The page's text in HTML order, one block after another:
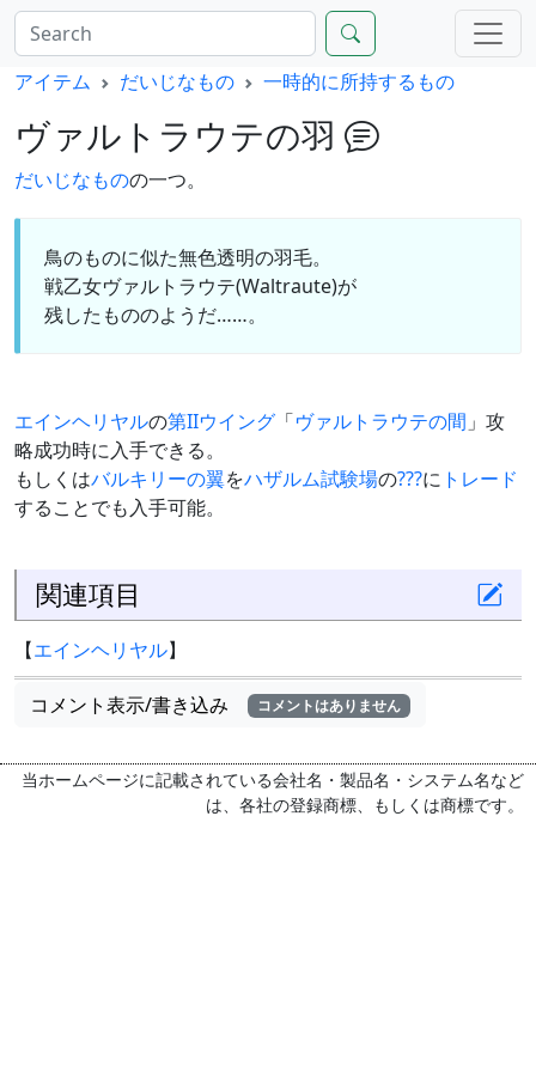
アイテム だいじなもの 一時的に所持するもの
ヴァルトラウテの羽
だいじなものの一つ。
鳥のものに似た無色透明の羽毛。
戦乙女ヴァルトラウテ(Waltraute)が
残したもののようだ……。
エインヘリヤルの第IIウイング 「ヴァルトラウテの間 」攻
略成功時に入手できる。
もしくはバルキリーの翼をハザルム試験場の???に トレード
することでも入手可能。
関連項目
【エインヘリヤル】
コメント表示/書き込み コメントはありません
当ホームページに記載されている会社名・製品名・システム名など
は、各社の登録商標、もしくは商標です。